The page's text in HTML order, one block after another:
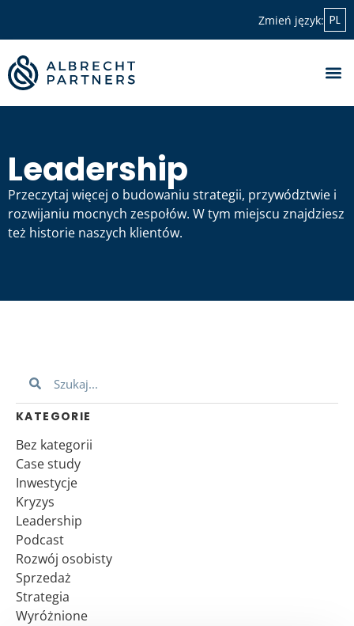
Zmień język: PL
Leadership
Przeczytaj więcej o budowaniu strategii, przywództwie i
rozwijaniu mocnych zespołów. W tym miejscu znajdziesz
też historie naszych klientów.
KATEGORIE
Bez kategorii
Case study
Inwestycje
Kryzys
Leadership
Podcast
Rozwój osobisty
Sprzedaż
Strategia
Wyróżnione